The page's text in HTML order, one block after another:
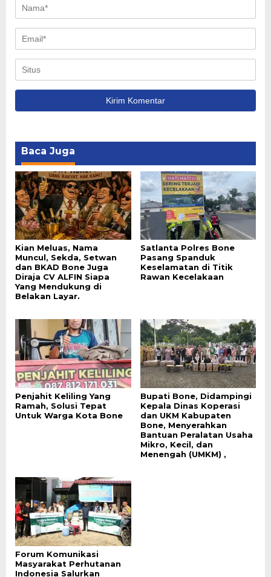
Baca Juga
Kian Meluas, Nama
Muncul, Sekda, Setwan
dan BKAD Bone Juga
Diraja CV ALFIN Siapa
Yang Mendukung di
Belakan Layar.
Satlanta Polres Bone
Pasang Spanduk
Keselamatan di Titik
Rawan Kecelakaan
Penjahit Keliling Yang
Ramah, Solusi Tepat
Untuk Warga Kota Bone
Bupati Bone, Didampingi
Kepala Dinas Koperasi
dan UKM Kabupaten
Bone, Menyerahkan
Bantuan Peralatan Usaha
Mikro, Kecil, dan
Menengah (UMKM) ,
Forum Komunikasi
Masyarakat Perhutanan
Indonesia Salurkan